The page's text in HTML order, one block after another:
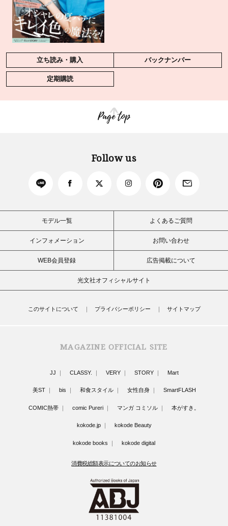
立ち読み・購入 バックナンバー
定期購読
Page top
Follow us
モデル一覧 よくあるご質問
インフォメーション お問い合わせ
WEB会員登録 広告掲載について
光文社オフィシャルサイト
このサイトについて プライバシーポリシー サイトマップ
MAGAZINE OFFICIAL SITE
JJ CLASSY. VERY STORY Mart
美ST bis 和食スタイル 女性自身 SmartFLASH
COMIC熱帯 comic Pureri マンガ コミソル 本がすき。
kokode.jp kokode Beauty
kokode books kokode digital
消費税総額表示についてのお知らせ